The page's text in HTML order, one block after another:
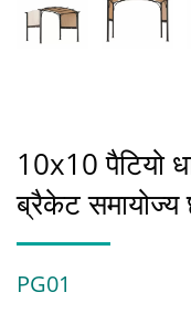
10x10 पैटियो
ब्रैकेट
PG01